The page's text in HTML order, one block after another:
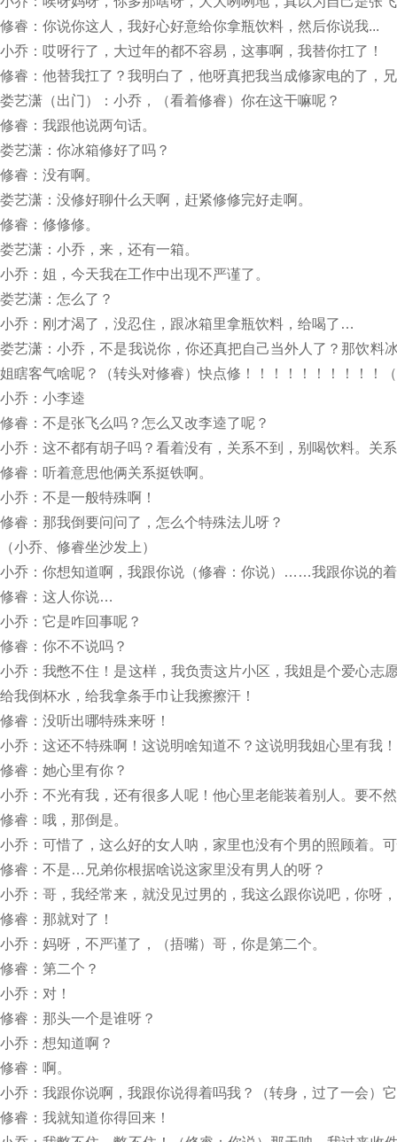
修睿：你说你这人，我好心好意给你拿瓶饮料，然后你说我...
小乔：哎呀行了，大过年的都不容易，这事啊，我替你扛了！
修睿：他替我扛了？我明白了，他呀真把我当成修家电的了
娄艺潇（出门）：小乔，（看着修睿）你在这干嘛呢？
修睿：我跟他说两句话。
娄艺潇：你冰箱修好了吗？
修睿：没有啊。
娄艺潇：没修好聊什么天啊，赶紧修修完好走啊。
修睿：修修修。
娄艺潇：小乔，来，还有一箱。
小乔：姐，今天我在工作中出现不严谨了。
娄艺潇：怎么了？
小乔：刚才渴了，没忍住，跟冰箱里拿瓶饮料，给喝了…
娄艺潇：小乔，不是我说你，你还真把自己当外人了？那饮料
姐瞎客气啥呢？（转头对修睿）快点修！！！！！！！！！！
小乔：小李逵
修睿：不是张飞么吗？怎么又改李逵了呢？
小乔：这不都有胡子吗？看着没有，关系不到，别喝饮料。关
修睿：听着意思他俩关系挺铁啊。
小乔：不是一般特殊啊！
修睿：那我倒要问问了，怎么个特殊法儿呀？
（小乔、修睿坐沙发上）
小乔：你想知道啊，我跟你说（修睿：你说）……我跟你说的
修睿：这人你说…
小乔：它是咋回事呢？
修睿：你不不说吗？
小乔：我憋不住！是这样，我负责这片小区，我姐是个爱心志
给我倒杯水，给我拿条手巾让我擦擦汗！
修睿：没听出哪特殊来呀！
小乔：这还不特殊啊！这说明啥知道不？这说明我姐心里有我！
修睿：她心里有你？
小乔：不光有我，还有很多人呢！他心里老能装着别人。要不
修睿：哦，那倒是。
小乔：可惜了，这么好的女人呐，家里也没有个男的照顾着。
修睿：不是…兄弟你根据啥说这家里没有男人的呀？
小乔：哥，我经常来，就没见过男的，我这么跟你说吧，你呀
修睿：那就对了！
小乔：妈呀，不严谨了，（捂嘴）哥，你是第二个。
修睿：第二个？
小乔：对！
修睿：那头一个是谁呀？
小乔：想知道啊？
修睿：啊。
小乔：我跟你说啊，我跟你说得着吗我？（转身，过了一会）
修睿：我就知道你得回来！